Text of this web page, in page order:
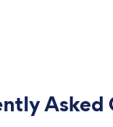
Asked